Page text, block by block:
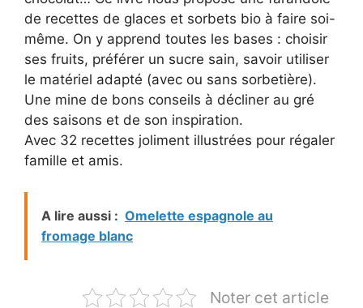
de recettes de glaces et sorbets bio à faire soi-
même. On y apprend toutes les bases : choisir
ses fruits, préférer un sucre sain, savoir utiliser
le matériel adapté (avec ou sans sorbetière).
Une mine de bons conseils à décliner au gré
des saisons et de son inspiration.
Avec 32 recettes joliment illustrées pour régaler
famille et amis.
A lire aussi : Omelette espagnole au
fromage blanc
Noter cet article